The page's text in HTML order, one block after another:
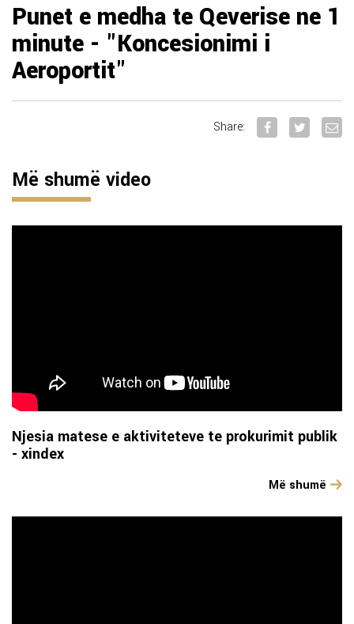
Punet e medha te Qeverise ne 1
minute - "Koncesionimi i
Aeroportit"
Share:
Më shumë video
Njesia matese e aktiviteteve te prokurimit publik
- xindex
Më shumë